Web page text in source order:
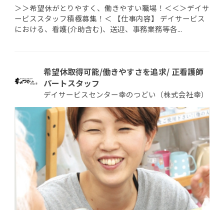
＞＞希望休がとりやすく、働きやすい職場！＜＜＞デイサ
ービススタッフ積極募集！＜ 【仕事内容】 デイサービス
における、看護(介助含む)、送迎、事務業務等各...
希望休取得可能/働きやすさを追求/ 正看護師
パートスタッフ
デイサービスセンター幸のつどい（株式会社幸）